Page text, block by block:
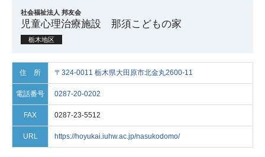
社会福祉法人 邦友会
児童心理治療施設 那須こどもの家
栃木地区
住 所 〒324-0011 栃木県大田原市北金丸2600-11
電話番号 0287-20-0202
FAX 0287-23-5512
URL https://hoyukai.iuhw.ac.jp/nasukodomo/